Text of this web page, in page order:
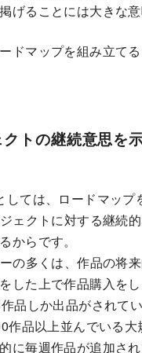
げることには大きな意
ドマップを組み立て
トの継続意思を
しては、ロードマップ
ェクトに対する継続
からです。
の多くは、作品の将
した上で作品購入を
品しか出品がされて
作品以上並んでいる大
に毎週作品が追加さ